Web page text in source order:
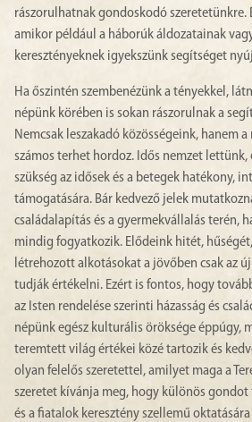
rászorulhatnak gondoskodó szeretetünkre.
amikor például a háborúk áldozatainak
keresztényeknek igyekszünk segítséget
Ha őszintén szembenézünk a tényekkel,
népünk körében is sokan rászorulnak a
Nemcsak leszakadó közösségeink, hanem a
számos terhet hordoz. Idős nemzet lettünk,
szükség az idősek és a betegek hatékony,
támogatására. Bár kedvező jelek
családalapítás és a gyermekvállalás terén,
mindig fogyatkozik. Elődeink hitét,
létrehozott alkotásokat a jövőben csak az
tudják értékelni. Ezért is fontos, hogy
az Isten rendelése szerinti házasság és
népünk egész kulturális öröksége éppúgy,
teremtett világ értékei közé tartozik és
olyan felelős szeretettel, amilyet maga a
szeretet kívánja meg, hogy különös
és a fiatalok keresztény szellemű oktatására